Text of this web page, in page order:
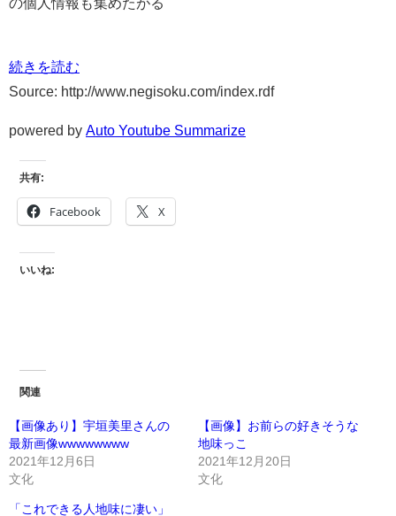
の個人情報も集めたがる
続きを読む
Source: http://www.negisoku.com/index.rdf
powered by Auto Youtube Summarize
共有:
Facebook X
いいね:
関連
【画像あり】宇垣美里さんの
最新画像wwwwwwww
2021年12月6日
文化
【画像】お前らの好きそうな
地味っこ
2021年12月20日
文化
「これできる人地味に凄い」